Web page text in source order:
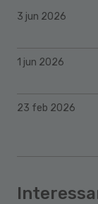
3 jun 2026
1 jun 2026
23 feb 2026